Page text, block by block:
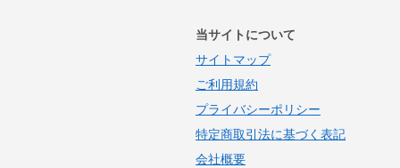
当サイトについて
サイトマップ
ご利用規約
プライバシーポリシー
特定商取引法に基づく表記
会社概要